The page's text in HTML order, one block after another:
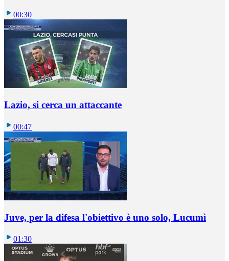
00:30
Lazio, si cerca un attaccante
00:47
Juve, per la difesa l'obiettivo è uno solo, Lucumì
01:30